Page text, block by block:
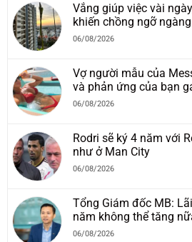
Vắng giúp việc vài
khiến chồng ngỡ ngàng
06/08/2026
Vợ người mẫu của
và phản ứng của bạn
06/08/2026
Rodri sẽ ký 4 năm với
như ở Man City
06/08/2026
Tổng Giám đốc MB:
năm không thể tăng
06/08/2026